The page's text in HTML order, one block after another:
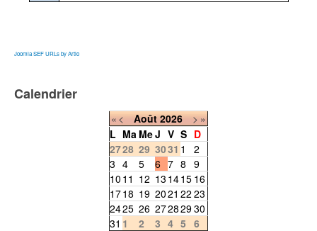
Joomla SEF URLs by Artio
Calendrier
«< Août 2026 >»
L Ma MeJ V S D
2728 29 3031 1
2
3 4 5 6 7 8 9
10 11 12 13 1415 16
1718 19 2021 22 23
2425 26 27282930
31 1 2 3 4 5 6